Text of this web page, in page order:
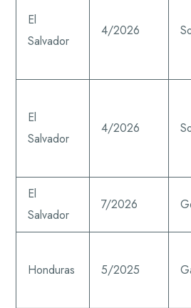
El
Salvador
4/2026
El
Salvador
4/2026
El
Salvador
7/2026
Honduras 5/2025